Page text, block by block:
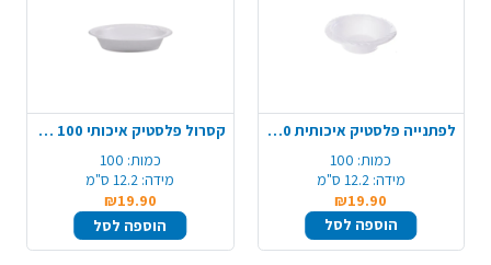
לפתנייה פלסטיק איכותית 100 יח' - לבן
כמות: 100
מידה: 12.2 ס"מ
₪19.90
הוספה לסל
קסרול פלסטיק איכותי 100 יח' - לבן
כמות: 100
מידה: 12.2 ס"מ
₪19.90
הוספה לסל